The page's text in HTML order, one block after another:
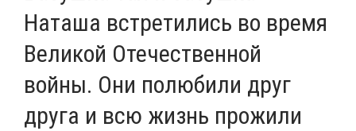
Наташа встретились во время
Великой Отечественной
войны. Они полюбили друг
друга и всю жизнь прожили